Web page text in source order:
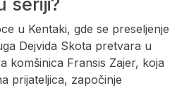
u Kentaki, gde se preseljenje
Dejvida Skota pretvara u
komšinica Fransis Zajer, koja
prijateljica, započinje